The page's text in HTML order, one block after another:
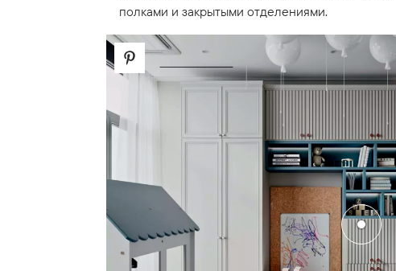
полками и закрытыми отделениями.